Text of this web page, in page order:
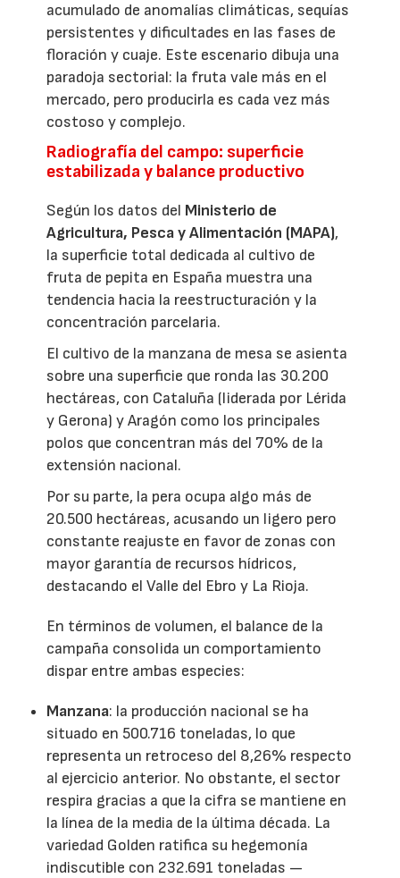
acumulado de anomalías climáticas, sequías
persistentes y dificultades en las fases de
floración y cuaje. Este escenario dibuja una
paradoja sectorial: la fruta vale más en el
mercado, pero producirla es cada vez más
costoso y complejo.
Radiografía del campo: superficie
estabilizada y balance productivo
Según los datos del Ministerio de
Agricultura, Pesca y Alimentación (MAPA),
la superficie total dedicada al cultivo de
fruta de pepita en España muestra una
tendencia hacia la reestructuración y la
concentración parcelaria.
El cultivo de la manzana de mesa se asienta
sobre una superficie que ronda las 30.200
hectáreas, con Cataluña (liderada por Lérida
y Gerona) y Aragón como los principales
polos que concentran más del 70% de la
extensión nacional.
Por su parte, la pera ocupa algo más de
20.500 hectáreas, acusando un ligero pero
constante reajuste en favor de zonas con
mayor garantía de recursos hídricos,
destacando el Valle del Ebro y La Rioja.
En términos de volumen, el balance de la
campaña consolida un comportamiento
dispar entre ambas especies:
Manzana: la producción nacional se ha
situado en 500.716 toneladas, lo que
representa un retroceso del 8,26% respecto
al ejercicio anterior. No obstante, el sector
respira gracias a que la cifra se mantiene en
la línea de la media de la última década. La
variedad Golden ratifica su hegemonía
indiscutible con 232.691 toneladas —